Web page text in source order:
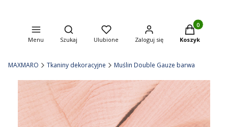
Menu
Otwórz wyszukiwarkę
Szukaj Ulubione Zaloguj się
Produkty w
Koszyk
MAXMARO Tkaniny dekoracyjne Muślin Double Gauze barwa